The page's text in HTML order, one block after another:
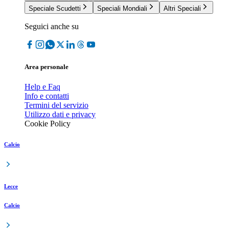
Speciale Scudetti
Speciali Mondiali Altri Speciali
Seguici anche su
Area personale
Help e Faq
Info e contatti
Termini del servizio
Utilizzo dati e privacy
Cookie Policy
Calcio
Lecce
Calcio